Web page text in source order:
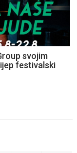
svojim
festivalski